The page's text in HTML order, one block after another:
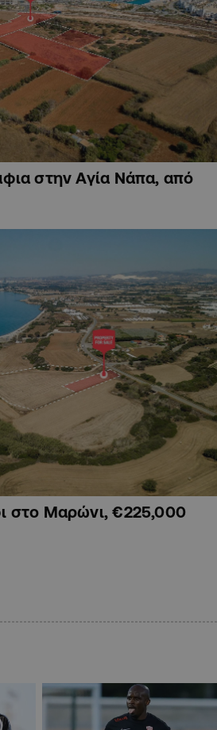
στην Αγία Νάπα, από
στο Μαρώνι, €225,000